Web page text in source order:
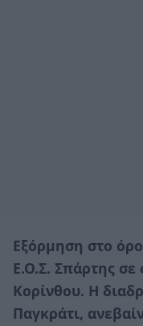
Εξόρμηση στο
Ε.Ο.Σ. Σπάρτης σε
Κορίνθου. Η
Παγκράτι,